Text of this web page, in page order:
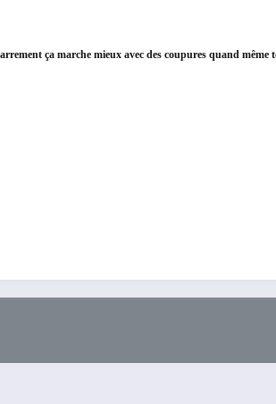
ça marche mieux avec des coupures quand même